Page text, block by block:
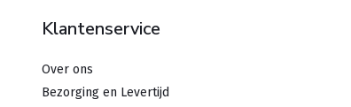
Klantenservice
Over ons
Bezorging en Levertijd